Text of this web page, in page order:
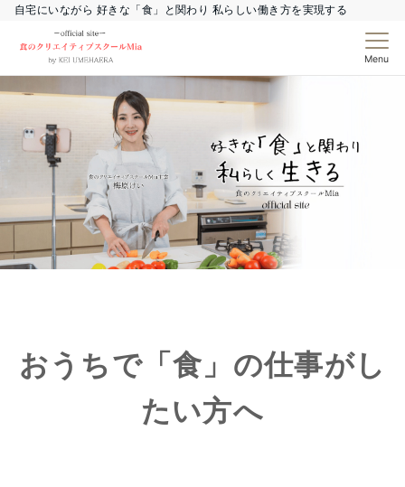
自宅にいながら 好きな「食」と関わり 私らしい働き方を実現する
Menu
おうちで「食」の仕事がし
たい方へ